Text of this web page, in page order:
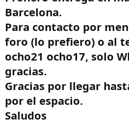
Barcelona.
Para contacto por
foro (lo prefiero) o al
ocho21 ocho17, solo
gracias.
Gracias por llegar
por el espacio.
Saludos